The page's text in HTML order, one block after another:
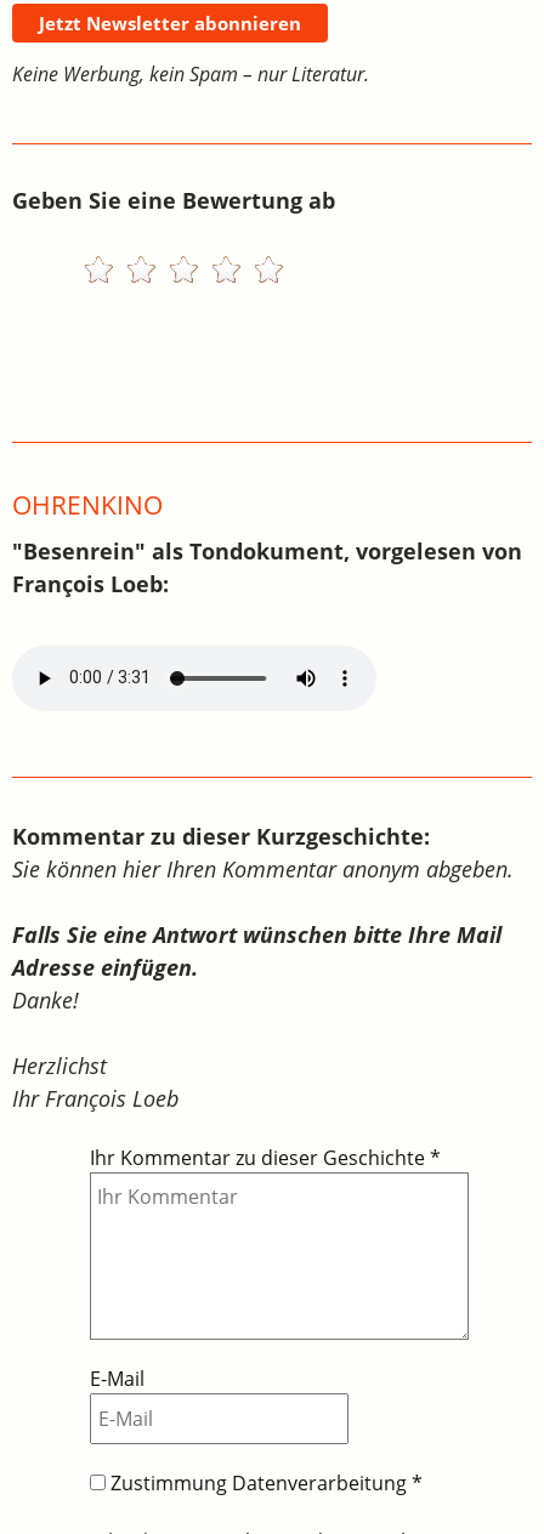
Jetzt Newsletter abonnieren
Keine Werbung, kein Spam – nur Literatur.
Geben Sie eine Bewertung ab
OHRENKINO
"Besenrein" als Tondokument, vorgelesen von
François Loeb:
Kommentar zu dieser Kurzgeschichte:
Sie können hier Ihren Kommentar anonym abgeben.
Falls Sie eine Antwort wünschen bitte Ihre Mail
Adresse einfügen.
Danke!
Herzlichst
Ihr François Loeb
Ihr Kommentar zu dieser Geschichte*
E-Mail
Zustimmung Datenverarbeitung*